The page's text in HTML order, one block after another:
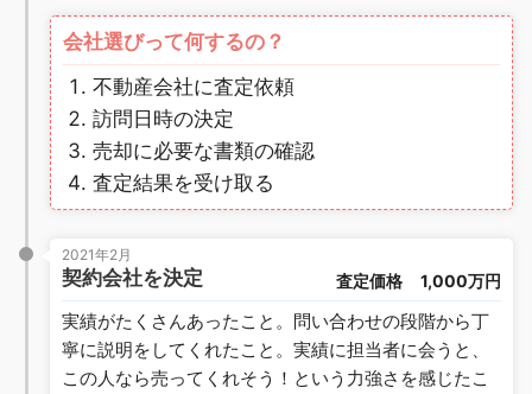
会社選びって何するの？
不動産会社に査定依頼
訪問日時の決定
売却に必要な書類の確認
査定結果を受け取る
2021年2月
契約会社を決定 査定価格 1,000万円
実績がたくさんあったこと。問い合わせの段階から丁
寧に説明をしてくれたこと。実績に担当者に会うと、
この人なら売ってくれそう！という力強さを感じたこ